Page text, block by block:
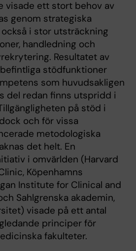
visade ett stort behov av
genom strategiska
i stor utsträckning
handledning och
Resultatet av
stödfunktioner
som huvudsakligen
del redan finns utspridd i
på stöd i
och för vissa
metodologiska
det helt. En
i omvärlden (Harvard
Köpenhamns
Institute for Clinical and
Sahlgrenska akademin,
visade på ett antal
principer för
fakulteter.